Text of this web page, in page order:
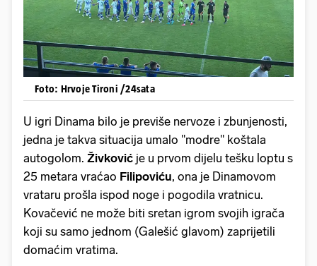
Foto: Hrvoje Tironi /24sata
U igri Dinama bilo je previše nervoze i zbunjenosti,
jedna je takva situacija umalo "modre" koštala
autogolom. Živković je u prvom dijelu tešku loptu s
25 metara vraćao Filipoviću, ona je Dinamovom
vrataru prošla ispod noge i pogodila vratnicu.
Kovačević ne može biti sretan igrom svojih igrača
koji su samo jednom (Galešić glavom) zaprijetili
domaćim vratima.